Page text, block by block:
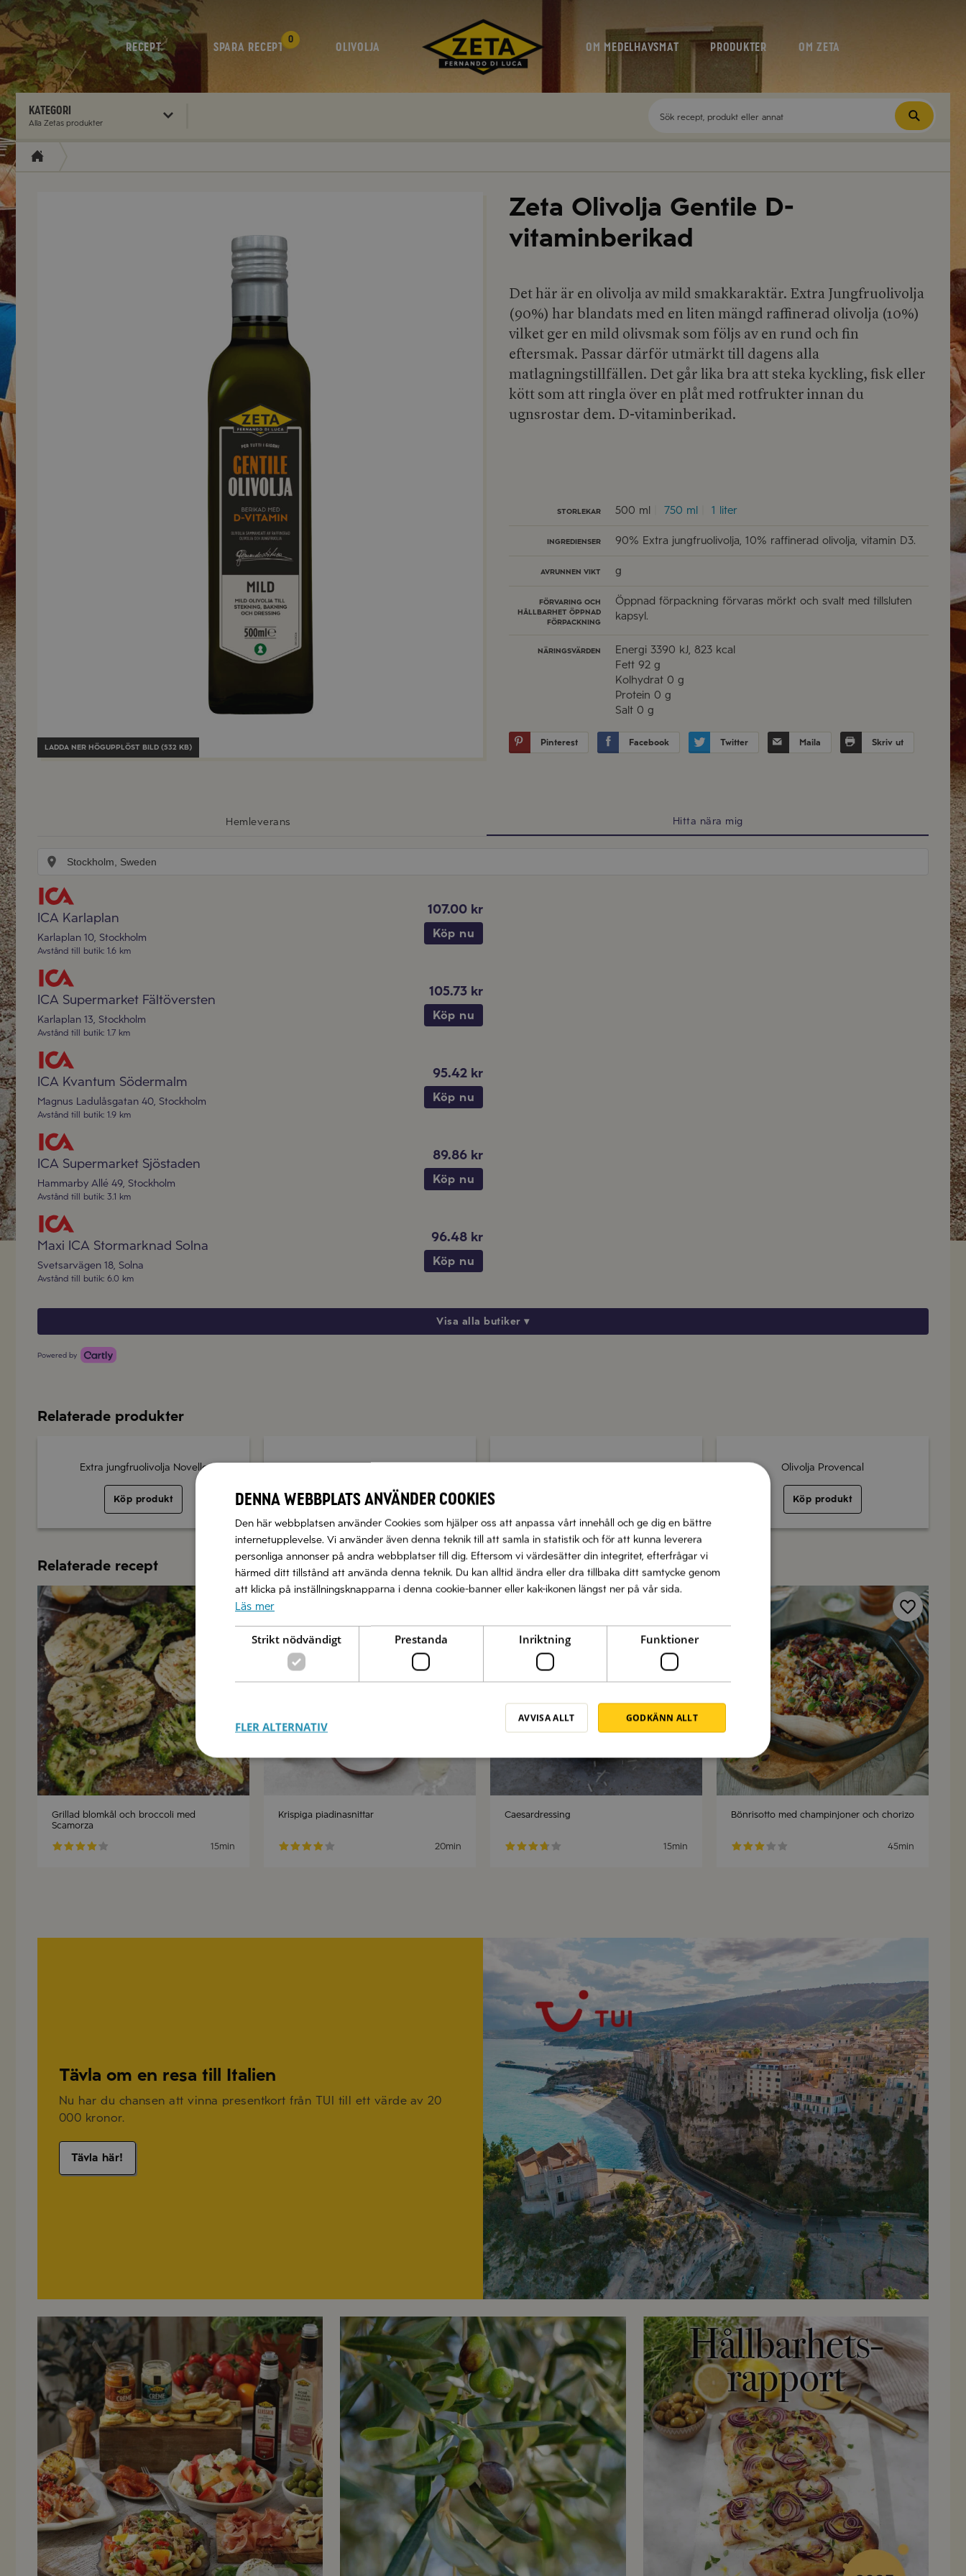
RECEPT SPARA RECEPT
0
OLIVOLJA OM MEDELHAVSMAT PRODUKTER OM ZETA
Kategori
Alla Zetas produkter
LADDA NER HÖGUPPLÖST BILD (532 KB)
Zeta Olivolja Gentile D-
vitaminberikad
Det här är en olivolja av mild smakkaraktär. Extra Jungfruolivolja
(90%) har blandats med en liten mängd raffinerad olivolja (10%)
vilket ger en mild olivsmak som följs av en rund och fin
eftersmak. Passar därför utmärkt till dagens alla
matlagningstillfällen. Det går lika bra att steka kyckling, fisk eller
kött som att ringla över en plåt med rotfrukter innan du
ugnsrostar dem. D-vitaminberikad.
STORLEKAR 500 ml 750 ml 1 liter
INGREDIENSER 90% Extra jungfruolivolja, 10% raffinerad olivolja, vitamin D3.
AVRUNNEN VIKT g
FÖRVARING OCH
HÅLLBARHET ÖPPNAD
FÖRPACKNING
Öppnad förpackning förvaras mörkt och svalt med tillsluten
kapsyl.
NÄRINGSVÄRDEN Energi 3390 kJ, 823 kcal
Fett 92 g
Kolhydrat 0 g
Protein 0 g
Salt 0 g
Pinterest Facebook Twitter Maila Skriv ut
Hemleverans Hitta nära mig
ICA Karlaplan
Karlaplan 10, Stockholm
Avstånd till butik: 1.6 km
107.00 kr
Köp nu
ICA Supermarket Fältöversten
Karlaplan 13, Stockholm
Avstånd till butik: 1.7 km
105.73 kr
Köp nu
ICA Kvantum Södermalm
Magnus Ladulåsgatan 40, Stockholm
Avstånd till butik: 1.9 km
95.42 kr
Köp nu
ICA Supermarket Sjöstaden
Hammarby Allé 49, Stockholm
Avstånd till butik: 3.1 km
89.86 kr
Köp nu
Maxi ICA Stormarknad Solna
Svetsarvägen 18, Solna
Avstånd till butik: 6.0 km
96.48 kr
Köp nu
Visa alla butiker ▾
Powered by
Relaterade produkter
Extra jungfruolivolja Novello
Köp produkt Köp produkt
Olivolja Provencal
Köp produkt
Relaterade recept
Spara
Grillad blomkål och broccoli med
Scamorza
15min
Krispiga piadinasnittar
20min
Caesardressing
15min
Spara
Bönrisotto med champinjoner och chorizo
45min
Tävla om en resa till Italien
Nu har du chansen att vinna presentkort från TUI till ett värde av 20
000 kronor.
Tävla här!
Recept på sommarmat Olivolja Läs Hållbarhetsrapporten här
Denna webbplats använder cookies
Den här webbplatsen använder Cookies som hjälper oss att anpassa vårt innehåll och ge dig en bättre
internetupplevelse. Vi använder även denna teknik till att samla in statistik och för att kunna leverera
personliga annonser på andra webbplatser till dig. Eftersom vi värdesätter din integritet, efterfrågar vi
härmed ditt tillstånd att använda denna teknik. Du kan alltid ändra eller dra tillbaka ditt samtycke genom
att klicka på inställningsknapparna i denna cookie-banner eller kak-ikonen längst ner på vår sida.
Läs mer
Strikt nödvändigt Prestanda Inriktning Funktioner
GODKÄNN ALLT
AVVISA ALLT
FLER ALTERNATIV